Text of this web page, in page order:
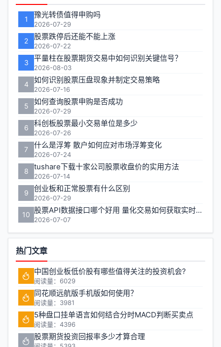
能
区
1 豫光转债值得申购吗
2026-07-29
2 股票跌停后还能不能上涨
2026-07-22
3 平量柱在股票期货交易中如何识别关键信号？
2026-08-03
4 如何识别股票压盘现象并制定交易策略
2026-07-16
5 如何查询股票申购是否成功
2026-07-29
6 科创板股票最小交易单位是多少
2026-07-26
7 什么是浮筹 散户如何应对市场浮筹变化
2026-07-24
8 tushare下载十家公司股票收盘价的实用方法
2026-07-14
9 创业板和正常股票有什么区别
2026-07-29
10 股票API数据接口哪个好用 量化交易如何获取实时行情
2026-07-07
热门文章
中国创业板低价股有哪些值得关注的投资机会?
阅读量：6029
同花顺远航版手机版如何使用？
阅读量：3981
5种盘口挂单语言如何结合分时MACD判断买卖点
阅读量：4396
股票期货投资回报率多少才算合理